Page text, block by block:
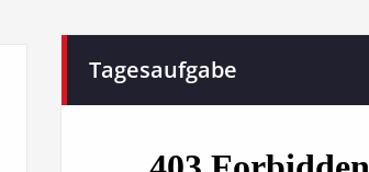
Tagesaufgabe